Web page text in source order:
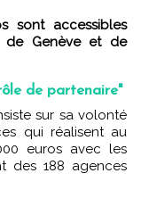
sont accessibles
de Genève et de
de partenaire"
qui réalisent au
euros avec les
des 188 agences